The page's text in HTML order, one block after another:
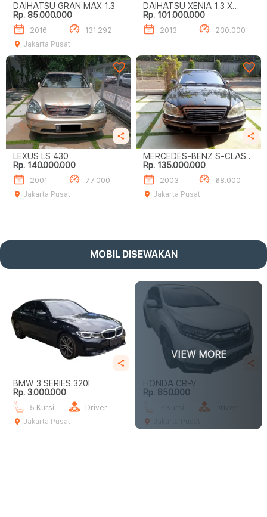
DAIHATSU GRAN MAX 1.3
Rp. 85.000.000
2016
131.292
Jakarta Pusat
DAIHATSU XENIA 1.3 X
DELUXE
Rp. 101.000.000
2013 230.000
LEXUS LS 430
Rp. 140.000.000
2001
77.000
Jakarta Pusat
MERCEDES-BENZ S-CLASS
S500
Rp. 135.000.000
2003
68.000
Jakarta Pusat
MOBIL DISEWAKAN
BMW 3 SERIES 320I
Rp. 3.000.000
5 Kursi
Driver
Jakarta Pusat
HONDA CR-V
Rp. 850.000
VIEW MORE